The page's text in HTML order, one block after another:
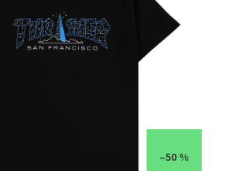
–50 %